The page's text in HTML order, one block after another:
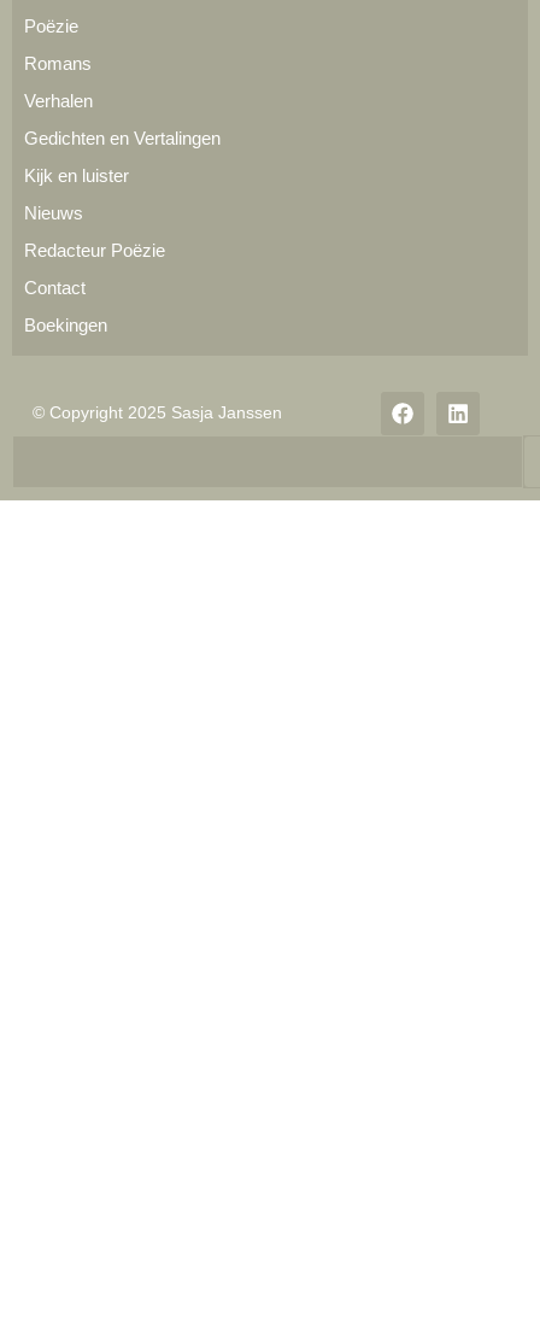
Poëzie
Romans
Verhalen
Gedichten en Vertalingen
Kijk en luister
Nieuws
Redacteur Poëzie
Contact
Boekingen
© Copyright 2025 Sasja Janssen